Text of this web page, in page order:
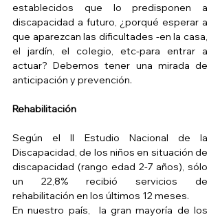
establecidos que lo predisponen a
discapacidad a futuro, ¿porqué esperar a
que aparezcan las dificultades -en la casa,
el jardín, el colegio, etc-para entrar a
actuar? Debemos tener una mirada de
anticipación y prevención.
Rehabilitación
Según el II Estudio Nacional de la
Discapacidad, de los niños en situación de
discapacidad (rango edad 2-7 años), sólo
un 22,8% recibió servicios de
rehabilitación en los últimos 12 meses.
En nuestro país,  la gran mayoría de los